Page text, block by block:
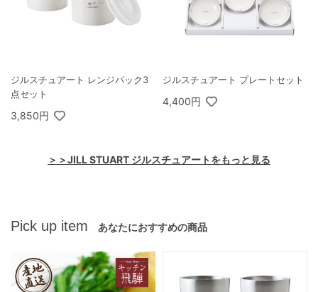
ジルスチュアート レンジパック3
点セット
3,850円
ジルスチュアート プレートセット
4,400円
＞＞JILL STUART ジルスチュアートをもっと見る
Pick up item あなたにおすすめの商品